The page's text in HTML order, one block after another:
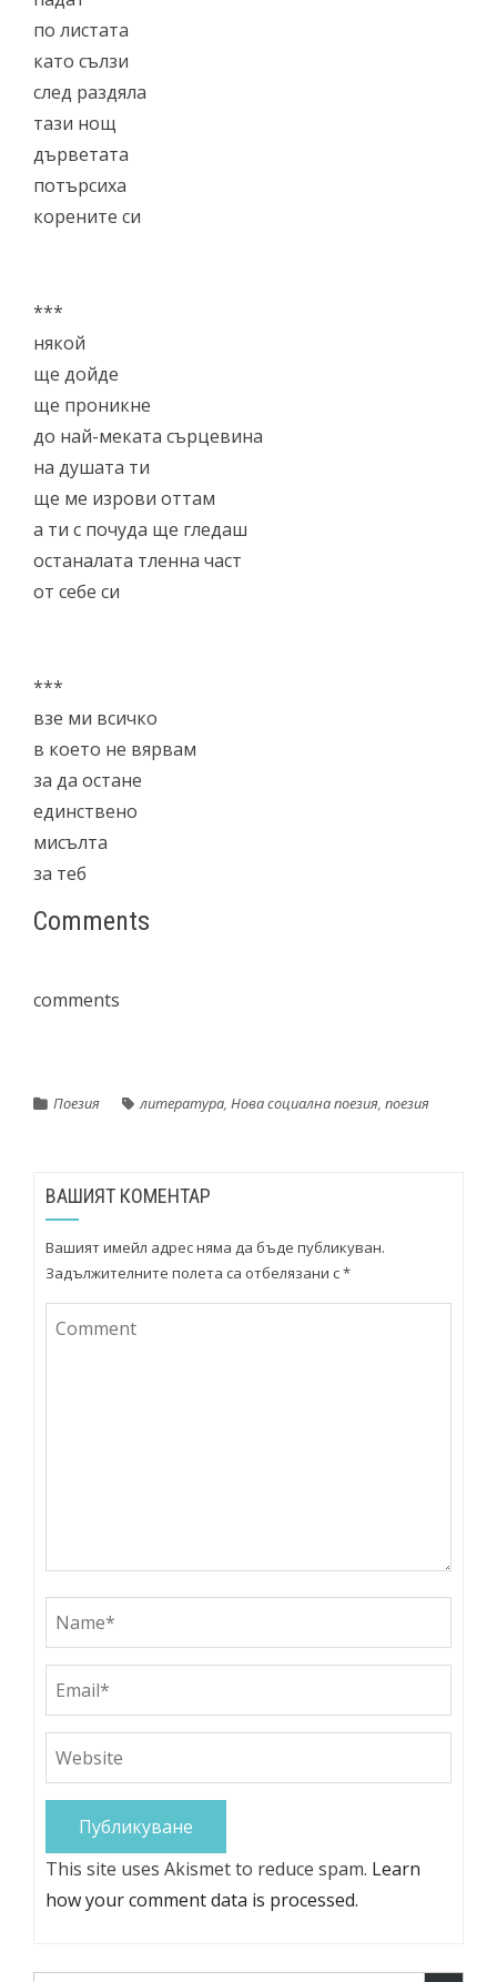
по листата
като сълзи
след раздяла
тази нощ
дърветата
потърсиха
корените си
***
някой
ще дойде
ще проникне
до най-меката сърцевина
на душата ти
ще ме изрови оттам
а ти с почуда ще гледаш
останалата тленна част
от себе си
***
взе ми всичко
в което не вярвам
за да остане
единствено
мисълта
за теб
Comments
comments
Поезия литература, Нова социална поезия, поезия
ВАШИЯТ КОМЕНТАР
Вашият имейл адрес няма да бъде публикуван.
Задължителните полета са отбелязани с*
This site uses Akismet to reduce spam. Learn
how your comment data is processed.
Search Button